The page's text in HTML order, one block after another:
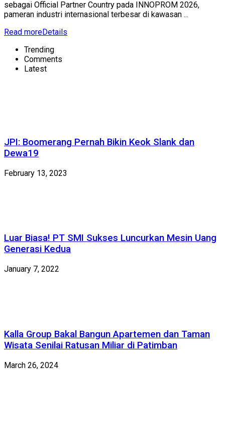
sebagai Official Partner Country pada INNOPROM 2026,
pameran industri internasional terbesar di kawasan ...
Read moreDetails
Trending
Comments
Latest
JPI: Boomerang Pernah Bikin Keok Slank dan
Dewa19
February 13, 2023
Luar Biasa! PT SMI Sukses Luncurkan Mesin Uang
Generasi Kedua
January 7, 2022
Kalla Group Bakal Bangun Apartemen dan Taman
Wisata Senilai Ratusan Miliar di Patimban
March 26, 2024